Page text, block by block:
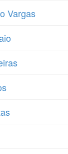
Vargas